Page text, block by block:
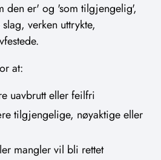
den er' og 'som tilgjengelig',
verken uttrykte,
at:
uavbrutt eller feilfri
tilgjengelige, nøyaktige eller
mangler vil bli rettet